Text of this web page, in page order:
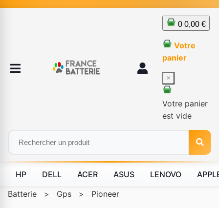
0 0,00 €
Votre
panier
×
Votre panier
est vide
HP DELL ACER ASUS LENOVO
Batterie > Gps > Pioneer